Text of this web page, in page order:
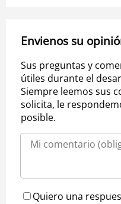
Envienos su
Sus preguntas y
útiles durante el
Siempre leemos sus
solicita, le
posible.
Quiero una